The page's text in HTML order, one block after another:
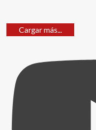
Cargar más...